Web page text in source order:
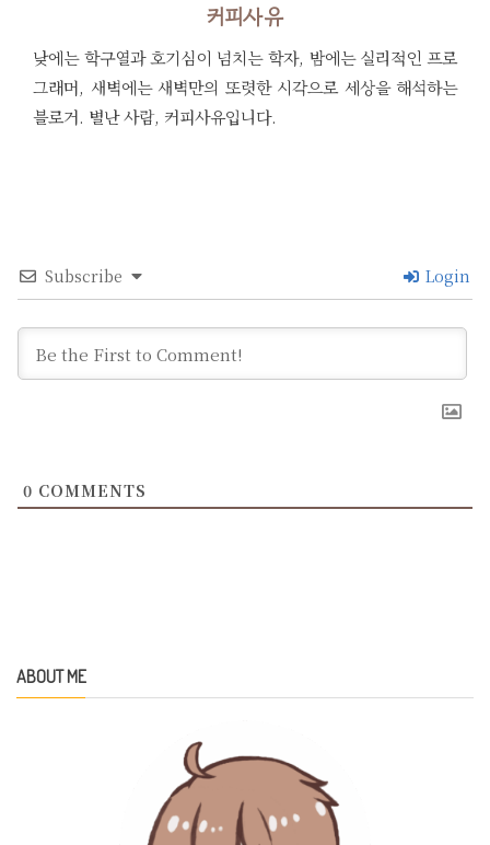
커피사유
낮에는 학구열과 호기심이 넘치는 학자, 밤에는 실리적인 프로
그래머, 새벽에는 새벽만의 또렷한 시각으로 세상을 해석하는
블로거. 별난 사람, 커피사유입니다.
Subscribe Login
0 COMMENTS
ABOUT ME